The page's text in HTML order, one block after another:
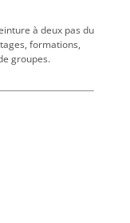
à deux pas du
formations,
groupes.